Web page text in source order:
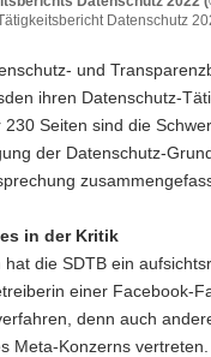
Datenschutz
und
ihren Datenschutz-
Seiten sind die
der Datenschutz-
in der Kritik
die SDTB ein
einer Facebook-
denn auch
Meta-Konzerns